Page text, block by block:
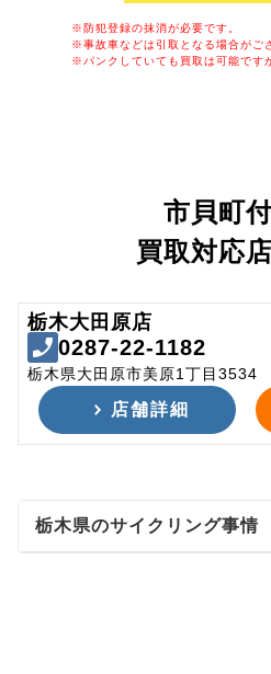
※防犯登録の抹消が必要です。
※事故車などは引取となる場合がご
※パンクしていても買取は可能です
市貝町
買取対応
栃木大田原店
0287-22-1182
栃木県大田原市美原1丁目3534
店舗詳細
栃木県のサイクリング事情